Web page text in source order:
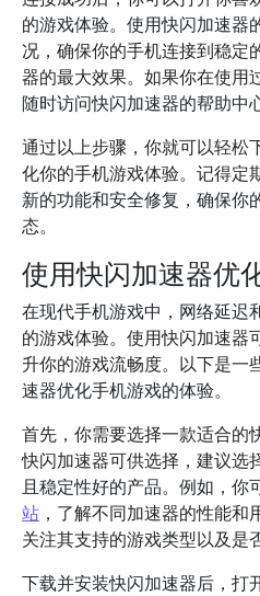
的游戏体验。使用快闪加速器
况，确保你的手机连接到稳定
器的最大效果。如果你在使用
随时访问快闪加速器的帮助中
通过以上步骤，你就可以轻松
化你的手机游戏体验。记得定
新的功能和安全修复，确保你
态。
使用快闪加速器优
在现代手机游戏中，网络延迟
的游戏体验。使用快闪加速器
升你的游戏流畅度。以下是一
速器优化手机游戏的体验。
首先，你需要选择一款适合的
快闪加速器可供选择，建议选
且稳定性好的产品。例如，你
站 ，了解不同加速器的性能
关注其支持的游戏类型以及是
下载并安装快闪加速器后，打